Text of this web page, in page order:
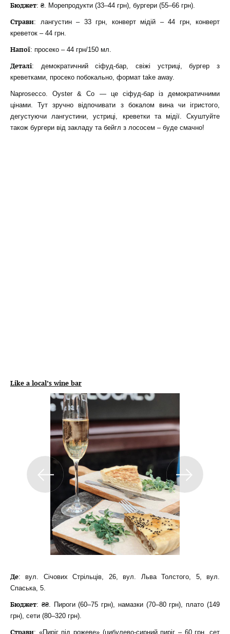
Бюджет: ₴. Морепродукти (33–44 грн), бургери (55–66 грн).
Страви: лангустин – 33 грн, конверт мідій – 44 грн, конверт
креветок – 44 грн.
Напої: просеко – 44 грн/150 мл.
Деталі: демократичний сіфуд-бар, свіжі устриці, бургер з
креветками, просеко побокально, формат take away.
Naprosecco. Oyster & Co — це сіфуд-бар із демократичними
цінами. Тут зручно відпочивати з бокалом вина чи ігристого,
дегустуючи лангустини, устриці, креветки та мідії. Скуштуйте
також бургери від закладу та бейгл з лососем – буде смачно!
Like a local’s wine bar
Де: вул. Січових Стрільців, 26, вул. Льва Толстого, 5, вул.
Спаська, 5.
Бюджет: ₴₴. Пироги (60–75 грн), намазки (70–80 грн), плато (149
грн), сети (80–320 грн).
Страви: «Пиріг під рожеве» (цибулево-сирний пиріг – 60 грн, сет